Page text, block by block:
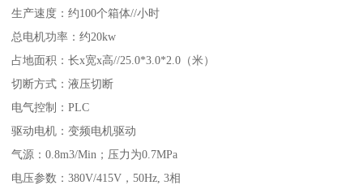
生产速度：约100个箱体//小时
总电机功率：约20kw
占地面积：长x宽x高//25.0*3.0*2.0（米）
切断方式：液压切断
电气控制：PLC
驱动电机：变频电机驱动
气源：0.8m3/Min；压力为0.7MPa
电压参数：380V/415V，50Hz, 3相